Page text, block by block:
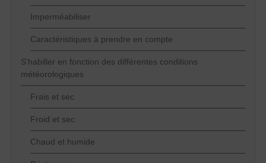
Imperméabiliser
Caractéristiques à prendre en compte
S'habiller en fonction des différentes conditions
météorologiques
Frais et sec
Froid et sec
Chaud et humide